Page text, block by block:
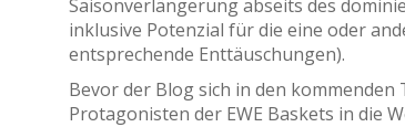
Saisonverlängerung abseits des
inklusive Potenzial für die eine oder
entsprechende Enttäuschungen).
Bevor der Blog sich in den
Protagonisten der EWE Baskets in die